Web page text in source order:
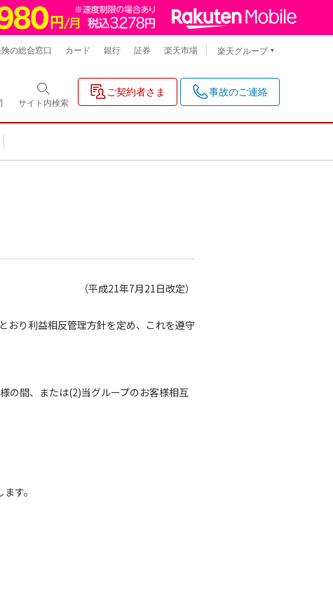
サイト内検索
ご契約者さま 事故のご連絡
の総合窓口 カード 銀行 証券 楽天市場 楽天グループ
（平成21年7月21日改定）
おり利益相反管理方針を定め、これを遵守
の間、または(2)当グループのお客様相互
す。